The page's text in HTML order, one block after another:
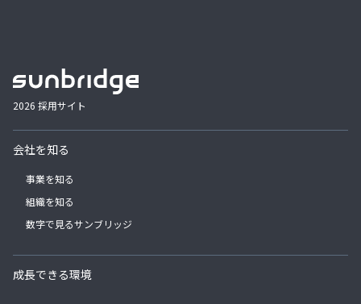
2026 採用サイト
会社を知る
事業を知る
組織を知る
数字で見るサンブリッジ
成長できる環境